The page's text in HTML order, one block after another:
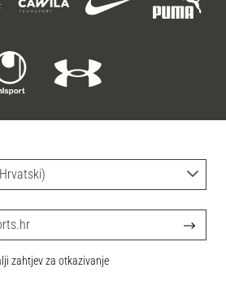
zahtjev za otkazivanje